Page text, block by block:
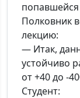
Полковник
лекцию:
— Итак,
устойчиво
от +40 до -
Студент: